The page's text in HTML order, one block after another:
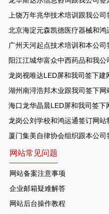
上饶万年兆华技术培训跟我公
北京海淀元森凯德医疗器械和鸿
广州天河起点技术培训和本公司
阳江江城华富众中西药品和我
龙岗视唯达LED屏和我司签下建
湖州南浔浩邦木业跟我司签下网
海口龙华晶晨LED屏和我司签下
龙岗公刘学校和鸿运通签订网站
厦门集美自律协会组织跟本公司
网站常见问题
网站备案注意事项
企业邮箱疑难解答
网站后台操作教程